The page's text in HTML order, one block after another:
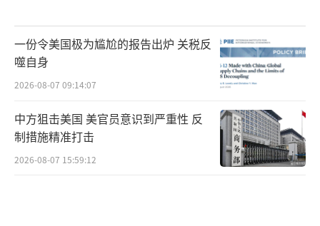
一份令美国极为尴尬的报告出炉 关税反
噬自身
2026-08-07 09:14:07
中方狙击美国 美官员意识到严重性 反
制措施精准打击
2026-08-07 15:59:12